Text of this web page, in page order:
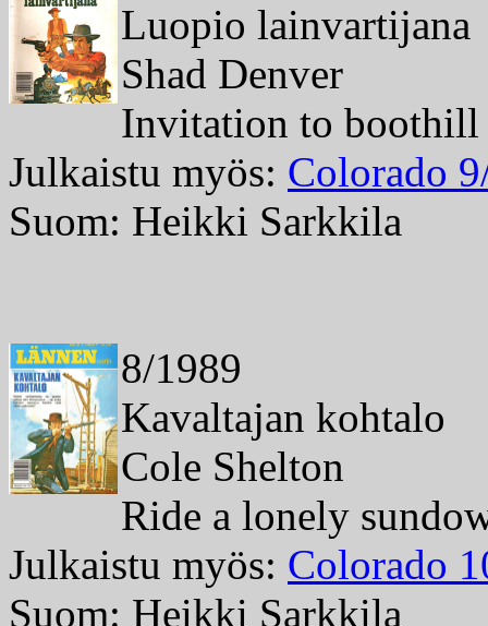
Luopio lainvartijana
Shad Denver
Invitation to boothill
Julkaistu myös: Colorado
Suom: Heikki Sarkkila
8/1989
Kavaltajan kohtalo
Cole Shelton
Ride a lonely
Julkaistu myös: Colorado
Suom: Heikki Sarkkila